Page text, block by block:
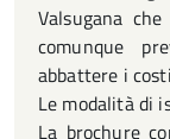
Valsugana
comunque
abbattere i
Le modalità di
La brochure